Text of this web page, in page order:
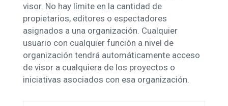
visor. No hay límite en la cantidad de
propietarios, editores o espectadores
asignados a una organización. Cualquier
usuario con cualquier función a nivel de
organización tendrá automáticamente acceso
de visor a cualquiera de los proyectos o
iniciativas asociados con esa organización.